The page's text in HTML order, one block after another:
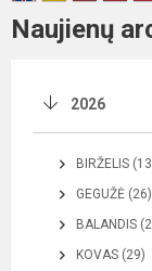
Naujienų
2026
BIRŽELIS
GEGUŽĖ (26)
BALANDIS
KOVAS (29)